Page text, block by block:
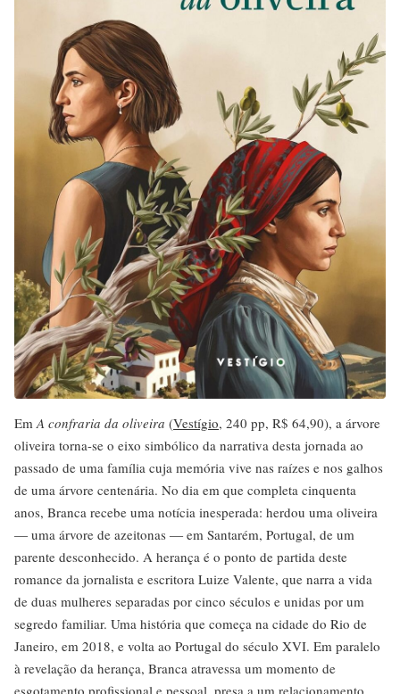
EmA confraria da oliveira (Vestígio, 240 pp, R$ 64,90), a árvore
oliveira torna-se o eixo simbólico da narrativa desta jornada ao
passado de uma família cuja memória vive nas raízes e nos galhos
de uma árvore centenária. No dia em que completa cinquenta
anos, Branca recebe uma notícia inesperada: herdou uma oliveira
― uma árvore de azeitonas ― em Santarém, Portugal, de um
parente desconhecido. A herança é o ponto de partida deste
romance da jornalista e escritora Luize Valente, que narra a vida
de duas mulheres separadas por cinco séculos e unidas por um
segredo familiar. Uma história que começa na cidade do Rio de
Janeiro, em 2018, e volta ao Portugal do século XVI. Em paralelo
à revelação da herança, Branca atravessa um momento de